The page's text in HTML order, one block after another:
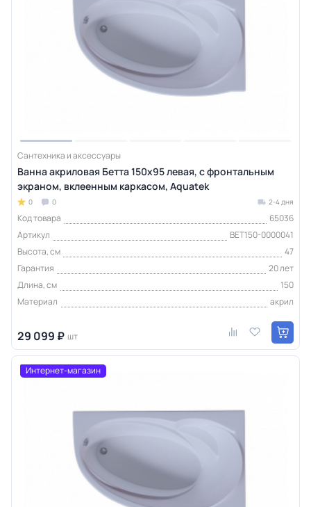
Сантехника и аксессуары
Ванна акриловая Бетта 150х95 левая, с фронтальным
экраном, вклеенным каркасом, Aquatek
0 0 2-4 дня
Код товара
65036
Артикул
BET150-0000041
Высота, см
47
Гарантия
20 лет
Длина, см
150
Материал
акрил
29 099 ₽ шт
Интернет-магазин